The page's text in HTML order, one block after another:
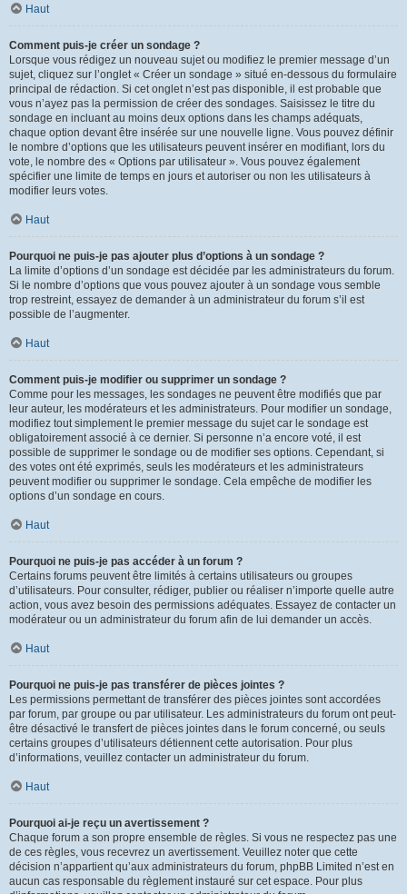
Haut
Comment puis-je créer un sondage ?
Lorsque vous rédigez un nouveau sujet ou modifiez le premier message d’un
sujet, cliquez sur l’onglet « Créer un sondage » situé en-dessous du formulaire
principal de rédaction. Si cet onglet n’est pas disponible, il est probable que
vous n’ayez pas la permission de créer des sondages. Saisissez le titre du
sondage en incluant au moins deux options dans les champs adéquats,
chaque option devant être insérée sur une nouvelle ligne. Vous pouvez définir
le nombre d’options que les utilisateurs peuvent insérer en modifiant, lors du
vote, le nombre des « Options par utilisateur ». Vous pouvez également
spécifier une limite de temps en jours et autoriser ou non les utilisateurs à
modifier leurs votes.
Haut
Pourquoi ne puis-je pas ajouter plus d’options à un sondage ?
La limite d’options d’un sondage est décidée par les administrateurs du forum.
Si le nombre d’options que vous pouvez ajouter à un sondage vous semble
trop restreint, essayez de demander à un administrateur du forum s’il est
possible de l’augmenter.
Haut
Comment puis-je modifier ou supprimer un sondage ?
Comme pour les messages, les sondages ne peuvent être modifiés que par
leur auteur, les modérateurs et les administrateurs. Pour modifier un sondage,
modifiez tout simplement le premier message du sujet car le sondage est
obligatoirement associé à ce dernier. Si personne n’a encore voté, il est
possible de supprimer le sondage ou de modifier ses options. Cependant, si
des votes ont été exprimés, seuls les modérateurs et les administrateurs
peuvent modifier ou supprimer le sondage. Cela empêche de modifier les
options d’un sondage en cours.
Haut
Pourquoi ne puis-je pas accéder à un forum ?
Certains forums peuvent être limités à certains utilisateurs ou groupes
d’utilisateurs. Pour consulter, rédiger, publier ou réaliser n’importe quelle autre
action, vous avez besoin des permissions adéquates. Essayez de contacter un
modérateur ou un administrateur du forum afin de lui demander un accès.
Haut
Pourquoi ne puis-je pas transférer de pièces jointes ?
Les permissions permettant de transférer des pièces jointes sont accordées
par forum, par groupe ou par utilisateur. Les administrateurs du forum ont peut-
être désactivé le transfert de pièces jointes dans le forum concerné, ou seuls
certains groupes d’utilisateurs détiennent cette autorisation. Pour plus
d’informations, veuillez contacter un administrateur du forum.
Haut
Pourquoi ai-je reçu un avertissement ?
Chaque forum a son propre ensemble de règles. Si vous ne respectez pas une
de ces règles, vous recevrez un avertissement. Veuillez noter que cette
décision n’appartient qu’aux administrateurs du forum, phpBB Limited n’est en
aucun cas responsable du règlement instauré sur cet espace. Pour plus